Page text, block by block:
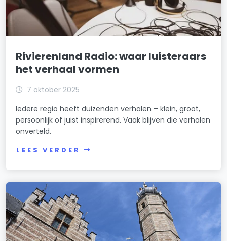
Rivierenland Radio: waar luisteraars
het verhaal vormen
7 oktober 2025
Iedere regio heeft duizenden verhalen – klein, groot,
persoonlijk of juist inspirerend. Vaak blijven die verhalen
onverteld.
LEES VERDER